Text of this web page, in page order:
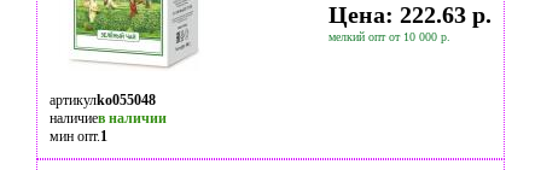
Цена: 222.63 р.
мелкий опт от 10 000 р.
артикулko055048
наличиев наличии
мин опт.1